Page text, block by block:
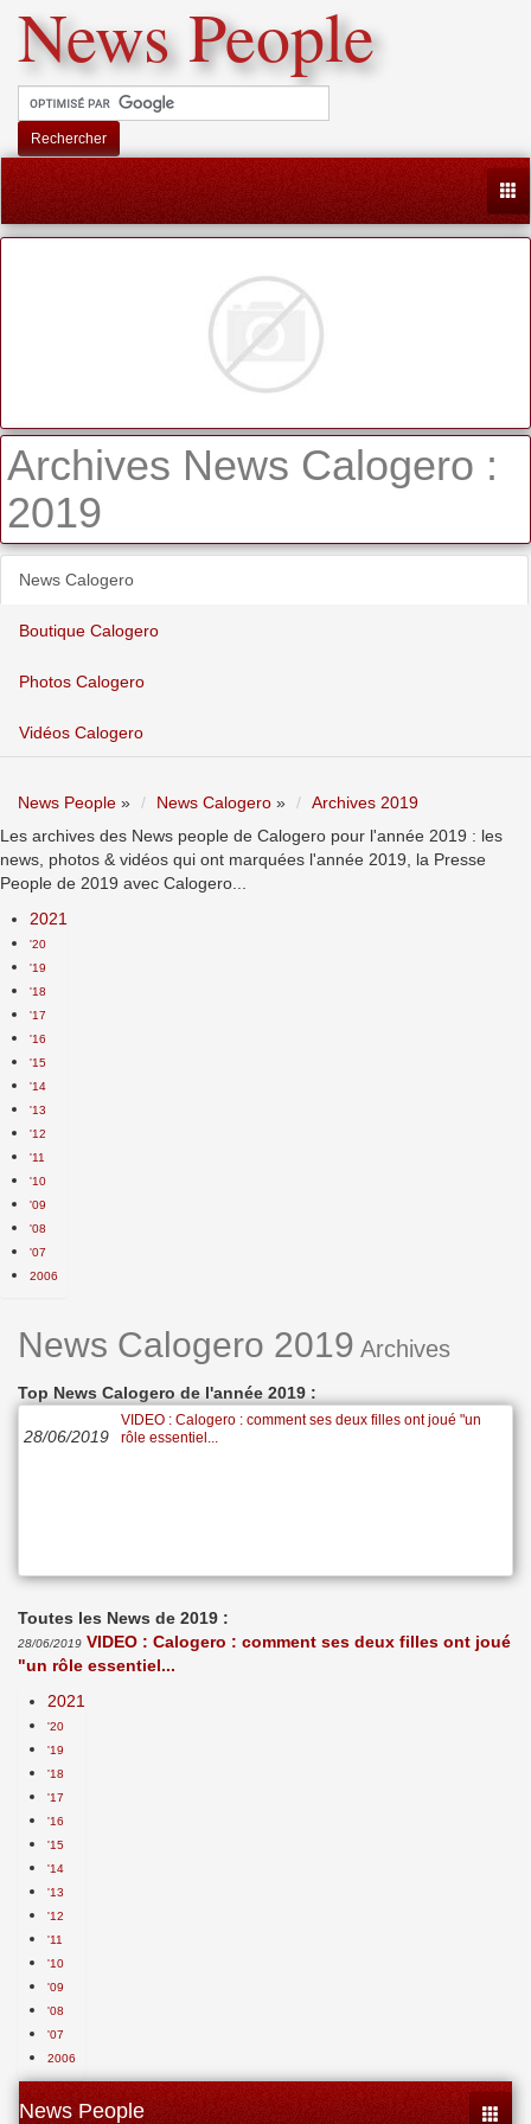
News People
Rechercher
Archives News Calogero :
2019
News Calogero
Boutique Calogero
Photos Calogero
Vidéos Calogero
News People » News Calogero »
Archives 2019
Les archives des News people de Calogero pour l'année 2019 : les
news, photos & vidéos qui ont marquées l'année 2019, la Presse
People de 2019 avec Calogero...
2021
'20
'19
'18
'17
'16
'15
'14
'13
'12
'11
'10
'09
'08
'07
2006
News Calogero 2019 Archives
Top News Calogero de l'année 2019 :
28/06/2019
VIDEO : Calogero : comment ses deux filles ont joué "un
rôle essentiel...
Toutes les News de 2019 :
28/06/2019 VIDEO : Calogero : comment ses deux filles ont joué
"un rôle essentiel...
2021
'20
'19
'18
'17
'16
'15
'14
'13
'12
'11
'10
'09
'08
'07
2006
News People